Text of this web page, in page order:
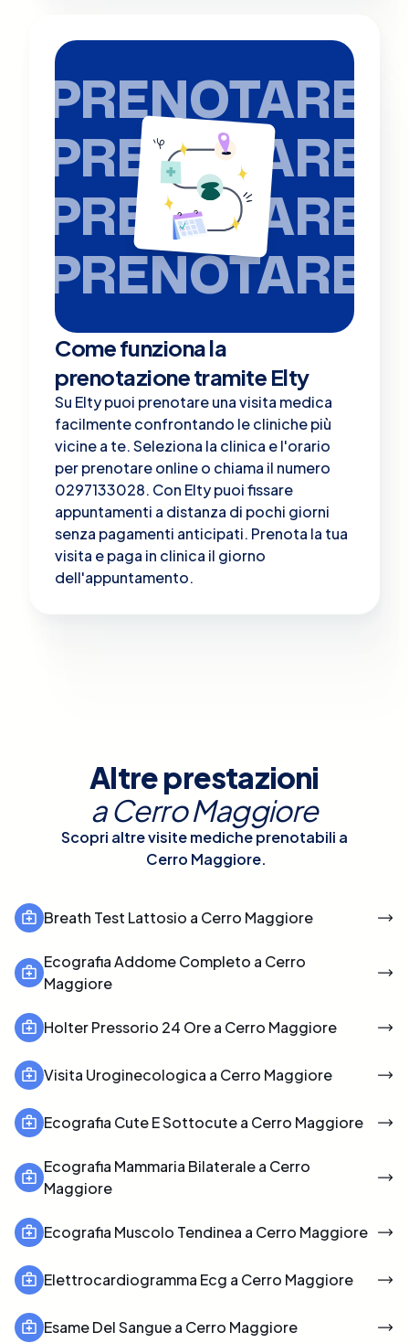
PRENOTARE
PRENOTARE
PRENOTARE
PRENOTARE
Come funziona la
prenotazione tramite Elty
Su Elty puoi prenotare una visita medica
facilmente confrontando le cliniche più
vicine a te. Seleziona la clinica e l'orario
per prenotare online o chiama il numero
0297133028. Con Elty puoi fissare
appuntamenti a distanza di pochi giorni
senza pagamenti anticipati. Prenota la tua
visita e paga in clinica il giorno
dell'appuntamento.
Altre prestazioni
aCerro Maggiore
Scopri altre visite mediche prenotabili a
Cerro Maggiore.
Breath Test Lattosio a Cerro Maggiore
Ecografia Addome Completo a Cerro
Maggiore
Holter Pressorio 24 Ore a Cerro Maggiore
Visita Uroginecologica a Cerro Maggiore
Ecografia Cute E Sottocute a Cerro Maggiore
Ecografia Mammaria Bilaterale a Cerro
Maggiore
Ecografia Muscolo Tendinea a Cerro Maggiore
Elettrocardiogramma Ecg a Cerro Maggiore
Esame Del Sangue a Cerro Maggiore